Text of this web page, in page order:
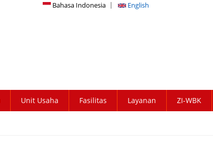
Bahasa Indonesia English
Unit Usaha Fasilitas Layanan ZI-WBK